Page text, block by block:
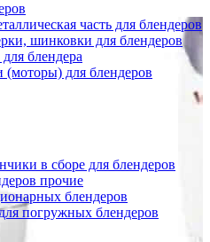
часть для блендеров
шинковки для блендеров
блендера
(моторы) для блендеров
в сборе для блендеров
прочие
блендеров
погружных блендеров